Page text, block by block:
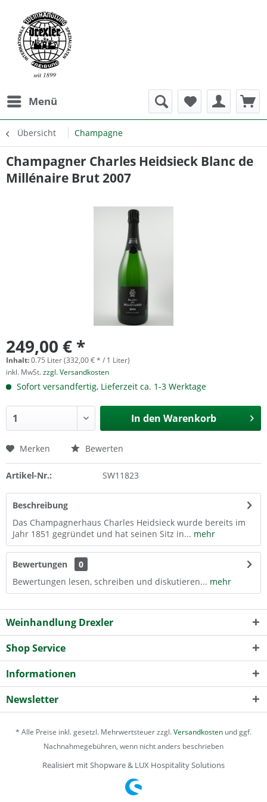
Menü
Übersicht Champagne
Champagner Charles Heidsieck Blanc de
Millénaire Brut 2007
249,00 € *
Inhalt:0.75 Liter (332,00 € * / 1 Liter)
inkl. MwSt.zzgl. Versandkosten
Sofort versandfertig, Lieferzeit ca. 1-3 Werktage
In den Warenkorb
Merken Bewerten
Artikel-Nr.: SW11823
Beschreibung
Das Champagnerhaus Charles Heidsieck wurde bereits im
Jahr 1851 gegründet und hat seinen Sitz in... mehr
Bewertungen
0
Bewertungen lesen, schreiben und diskutieren... mehr
Weinhandlung Drexler
Shop Service
Informationen
Newsletter
* Alle Preise inkl. gesetzl. Mehrwertsteuer zzgl.Versandkosten und ggf.
Nachnahmegebühren, wenn nicht anders beschrieben
Realisiert mit Shopware & LUX Hospitality Solutions